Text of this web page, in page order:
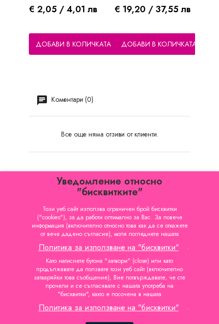
Цена
€ 2,05 / 4,01 лв
ДОБАВИ В КОЛИЧКАТА
Цена
€ 19,20 / 37,55 лв
ДОБАВИ В КОЛИЧКАТА
Коментари (0)
Все още няма отзиви от клиенти.
КАТЕГОРИИ 
ИНФОРМАЦИЯ
ВАШИЯТ ПРОФИЛ
ФИРМЕНА ИНФОРМАЦИЯ
Уведомление относно
"бисквитките"
Този уеб сайт използва ограничен брой бисквитки
("cookies"), за да работи оптимално за Вас. За повече
информация (включително относно това как да се откажете
от вече дадено съгласие), моля погледнете нашата
Политика за използване на "бисквитки"
.
Като натиснете бутона "затвори" (close) или като
продължавате да ползвате този уеб сайт (включително
затваряйки това съобщение), Вие потвърждавате, че сте
прочели и се съгласявате с нашата употреба на
"бисквитки", както е посочена в нашата
Политика за използване на "бисквитки" .